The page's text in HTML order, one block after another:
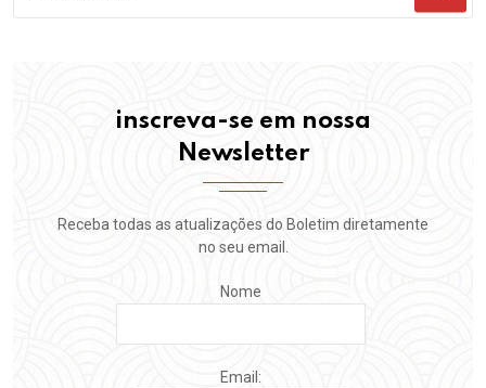
inscreva-se em nossa
Newsletter
Receba todas as atualizações do Boletim diretamente
no seu email.
Nome
Email: